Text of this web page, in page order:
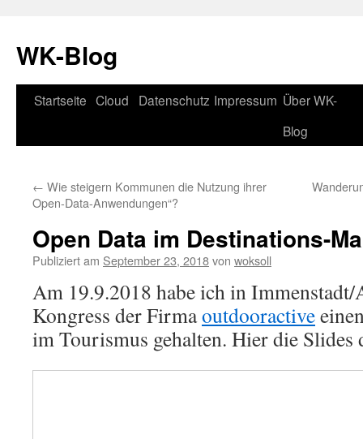
WK-Blog
Springe
Startseite Cloud Datenschutz Impressum Über WK-
Blog
← Wie steigern Kommunen die Nutzung ihrer
Open-Data-Anwendungen“?
Open Data im Destinations-
Publiziert am September 23, 2018von woksoll
Am 19.9.2018 habe ich in
Kongress der Firmaoutdooractive
im Tourismus gehalten. Hier die Slides